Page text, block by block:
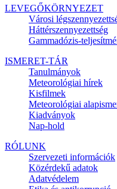
LEVEGŐKÖRNYEZET
Városi
Háttérszennyezettség
Gammadózis-
ISMERET-TÁR
Tanulmányok
Meteorológiai hírek
Kisfilmek
Meteorológiai
Kiadványok
Nap-hold
RÓLUNK
Szervezeti információk
Közérdekű adatok
Adatvédelem